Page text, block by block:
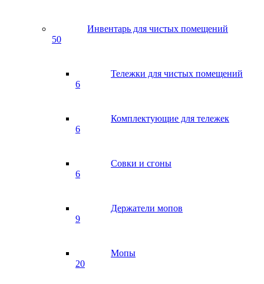
Инвентарь для чистых помещений
50
Тележки для чистых помещений
6
Комплектующие для тележек
6
Совки и сгоны
6
Держатели мопов
9
Мопы
20